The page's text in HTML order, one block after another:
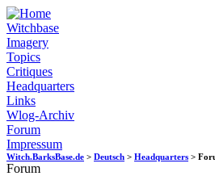
Witchbase
Imagery
Topics
Critiques
Headquarters
Links
Wlog-Archiv
Forum
Impressum
Witch.BarksBase.de > Deutsch > Headquarters >
Forum